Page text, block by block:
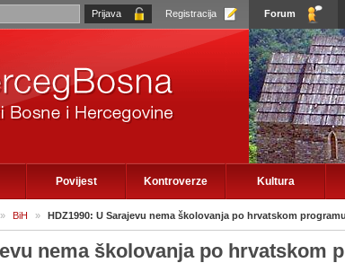
Registracija Forum
Povijest Kontroverze Kultura
» BiH » HDZ1990: U Sarajevu nema školovanja po hrvatskom programu
nema školovanja po hrvatskom